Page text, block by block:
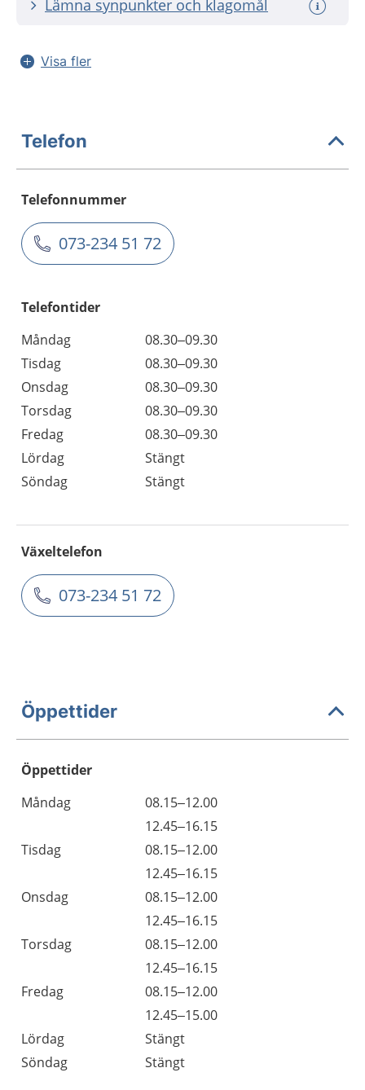
Lämna synpunkter och klagomål
Visa fler
Telefon
Telefonnummer
073-234 51 72
Telefontider
Måndag
08.30–09.30
Tisdag
08.30–09.30
Onsdag
08.30–09.30
Torsdag
08.30–09.30
Fredag
08.30–09.30
Lördag
Stängt
Söndag
Stängt
Växeltelefon
073-234 51 72
Öppettider
Öppettider
Dag
Öppettider
Kommentarer
Måndag
08.15–12.00
12.45–16.15
Tisdag
08.15–12.00
12.45–16.15
Onsdag
08.15–12.00
12.45–16.15
Torsdag
08.15–12.00
12.45–16.15
Fredag
08.15–12.00
12.45–15.00
Lördag
Stängt
Söndag
Stängt